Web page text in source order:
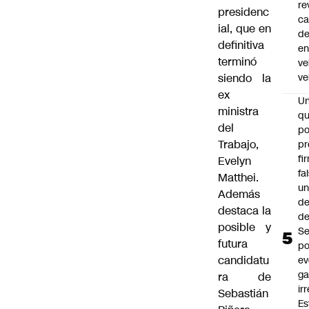
presidenc
ial, que en
definitiva
terminó
siendo la
ex
ministra
del
Trabajo,
Evelyn
Matthei.
Además
destaca la
posible y
futura
candidatu
ra de
Sebastián
en